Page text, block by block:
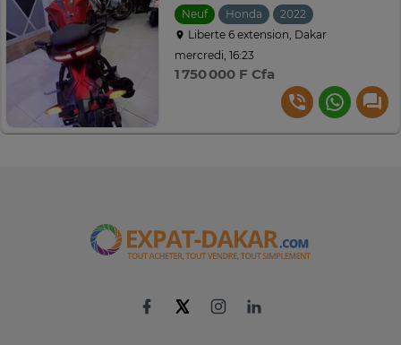
Neuf Honda
2022
Liberte 6 extension, Dakar
mercredi, 16:23
1 750 000 F Cfa